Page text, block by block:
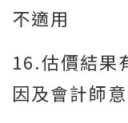
不適用
16.估價結果
因及會計師